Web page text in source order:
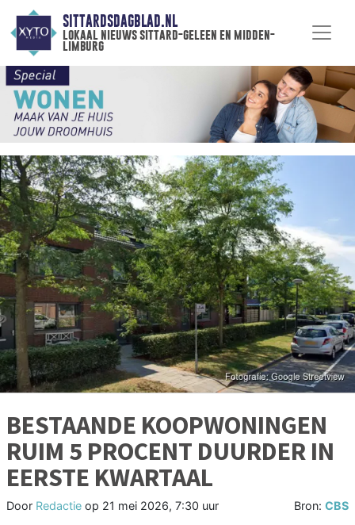
SITTARDSDAGBLAD.NL
lokaal nieuws sittard-geleen en midden-
limburg
BESTAANDE KOOPWONINGEN
RUIM 5 PROCENT DUURDER IN
EERSTE KWARTAAL
Door Redactie op 21 mei 2026, 7:30 uur Bron: CBS